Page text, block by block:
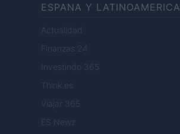
ESPANA Y LATINOAMERICA
Actualidad
Finanzas 24
Investindo 365
Think.es
Viajar 365
ES Newz